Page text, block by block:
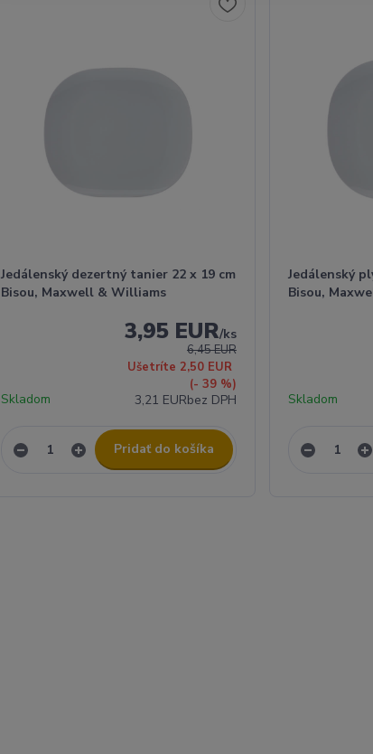
Jedálenský dezertný tanier 22 x 19 cm
Bisou, Maxwell & Williams
6,45 EUR
Ušetríte 2,50 EUR
(- 39 %)
3,95 EUR/ks
3,21 EURbez DPH
Skladom
Pridať do košíka
Jedálenský
Bisou,
Skladom